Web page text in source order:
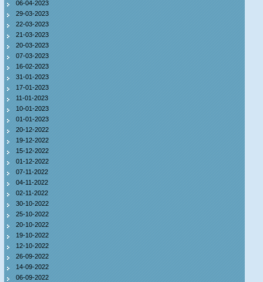
06-04-2023
29-03-2023
22-03-2023
21-03-2023
20-03-2023
07-03-2023
16-02-2023
31-01-2023
17-01-2023
11-01-2023
10-01-2023
01-01-2023
20-12-2022
19-12-2022
15-12-2022
01-12-2022
07-11-2022
04-11-2022
02-11-2022
30-10-2022
25-10-2022
20-10-2022
19-10-2022
12-10-2022
26-09-2022
14-09-2022
06-09-2022